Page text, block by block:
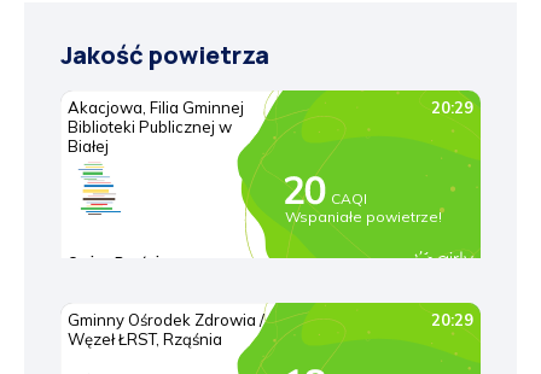
Jakość powietrza